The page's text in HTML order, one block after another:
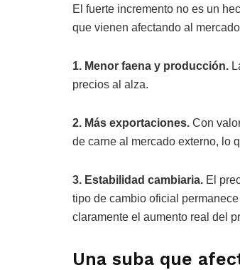
El fuerte incremento no es un
que vienen afectando al
1. Menor faena y producción.
precios al alza.
2. Más exportaciones. Con
de carne al mercado externo, lo
3. Estabilidad cambiaria. El
tipo de cambio oficial
claramente el aumento real del
Una suba que